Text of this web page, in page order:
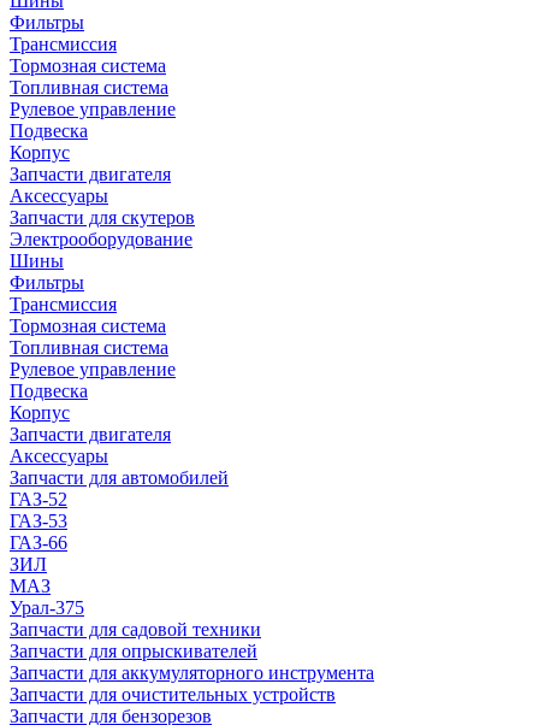
Фильтры
Трансмиссия
Тормозная система
Топливная система
Рулевое управление
Подвеска
Корпус
Запчасти двигателя
Аксессуары
Запчасти для скутеров
Электрооборудование
Шины
Фильтры
Трансмиссия
Тормозная система
Топливная система
Рулевое управление
Подвеска
Корпус
Запчасти двигателя
Аксессуары
Запчасти для автомобилей
ГАЗ-52
ГАЗ-53
ГАЗ-66
ЗИЛ
МАЗ
Урал-375
Запчасти для садовой техники
Запчасти для опрыскивателей
Запчасти для аккумуляторного инструмента
Запчасти для очистительных устройств
Запчасти для бензорезов